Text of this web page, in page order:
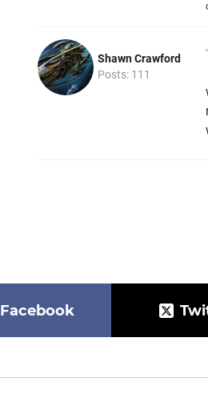
Shawn Crawford
Posts: 111
Facebook